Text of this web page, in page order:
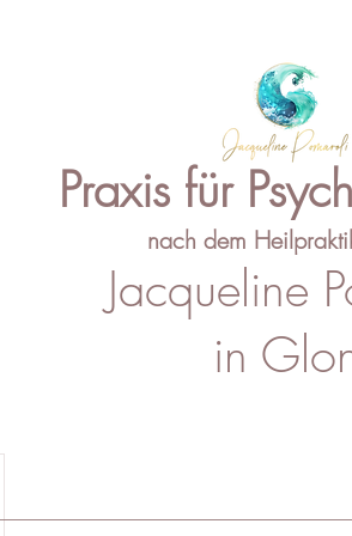
Praxis für
nach dem
Jacqueline
in